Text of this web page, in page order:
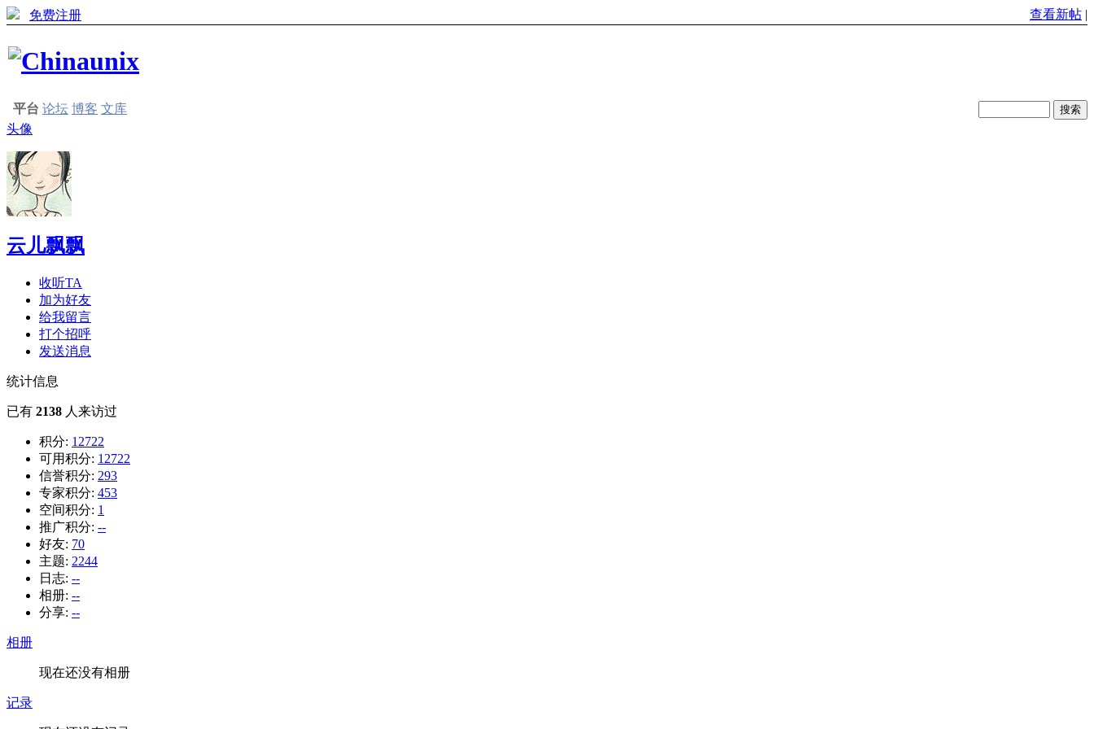
免费注册 查看新帖 |
平台 论坛 博客 文库
头像
云儿飘飘
收听TA
加为好友
给我留言
打个招呼
发送消息
统计信息
已有 2138 人来访过
积分: 12722
可用积分: 12722
信誉积分: 293
专家积分: 453
空间积分: 1
推广积分: --
好友: 70
主题: 2244
日志: --
相册: --
分享: --
相册
现在还没有相册
记录